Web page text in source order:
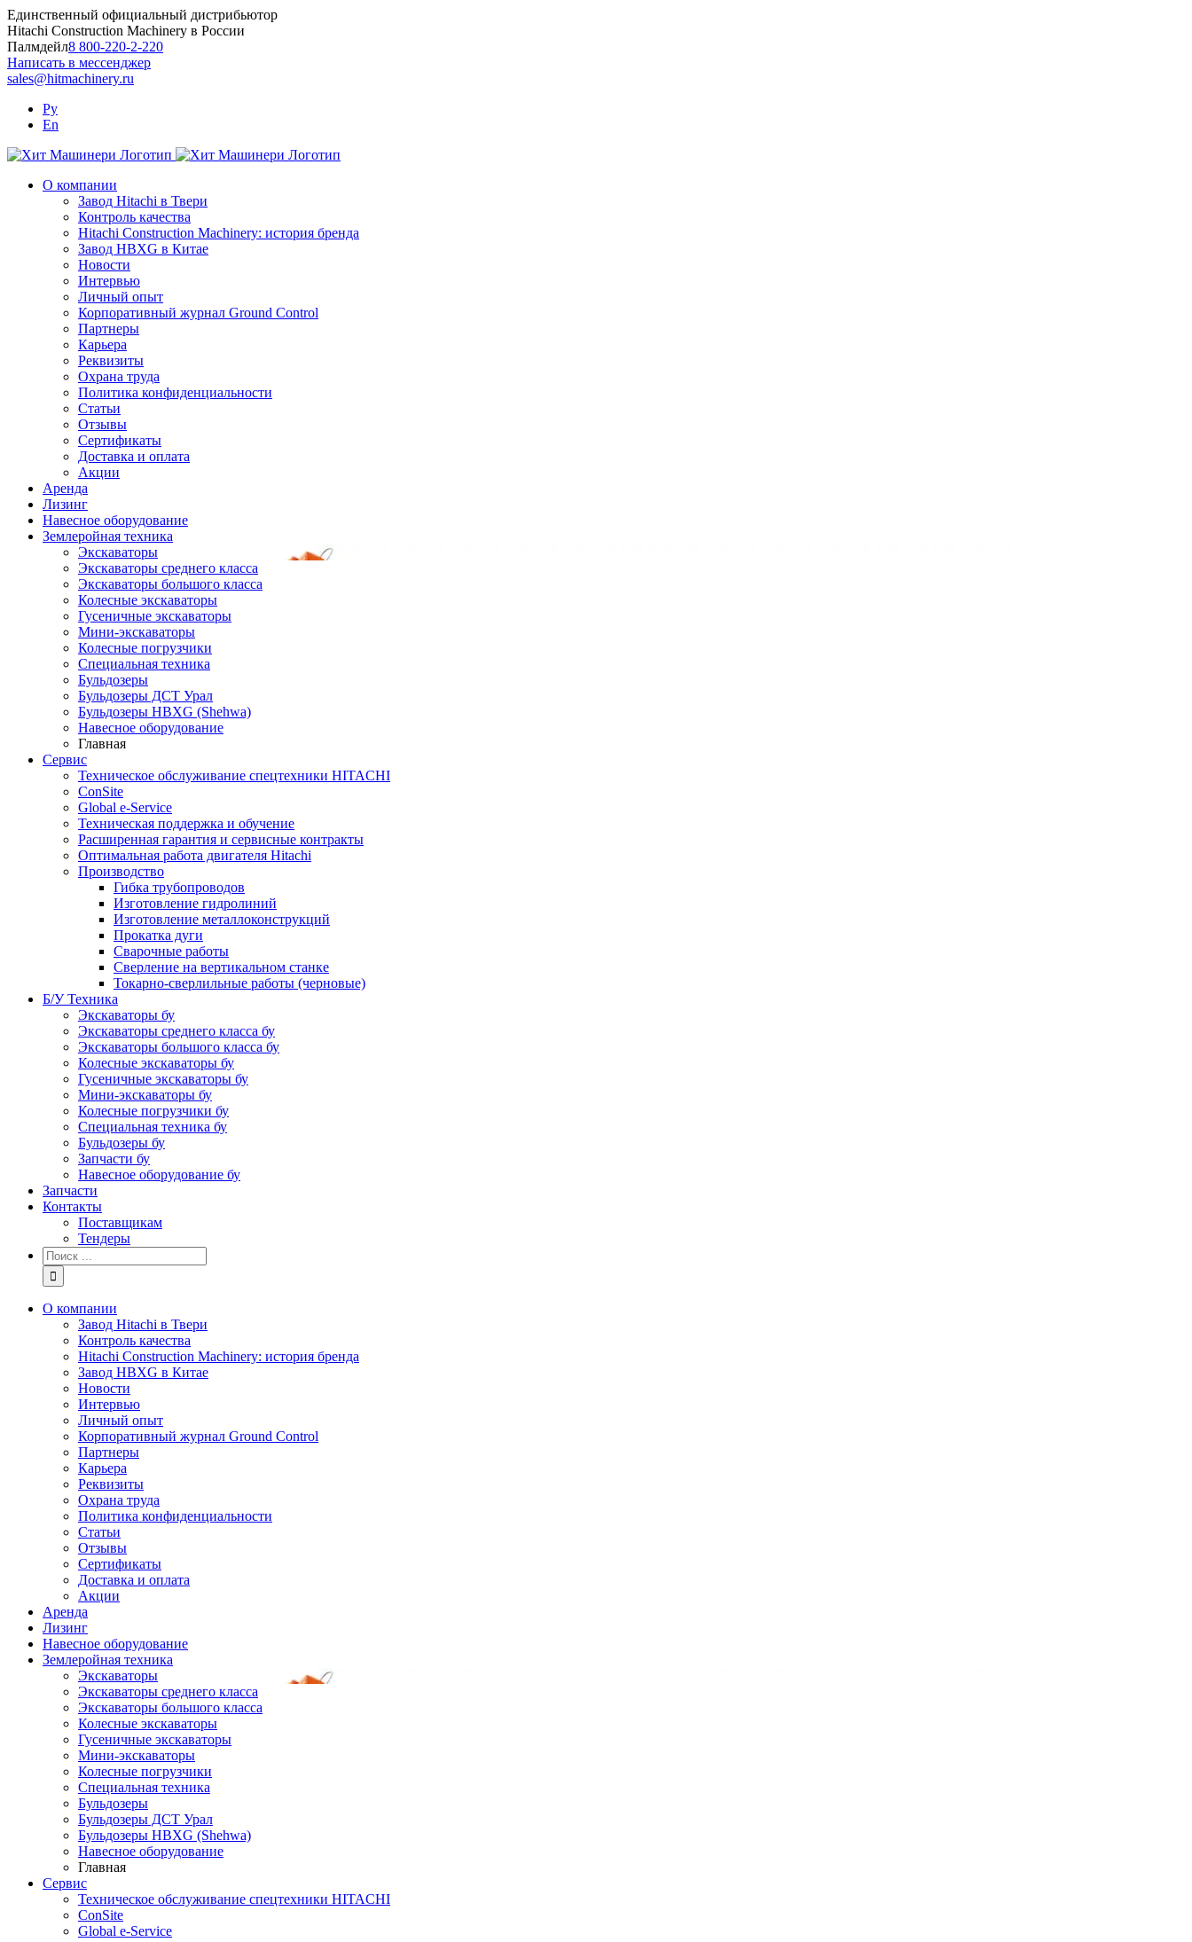
Skip
to
content
Единственный официальный дистрибьютор
Hitachi Construction Machinery в России
Палмдейл8 800-220-2-220
Написать в мессенджер
sales@hitmachinery.ru
Ру
En
О компании
Завод Hitachi в Твери
Контроль качества
Hitachi Construction Machinery: история бренда
Завод HBXG в Китае
Новости
Интервью
Личный опыт
Корпоративный журнал Ground Control
Партнеры
Карьера
Реквизиты
Охрана труда
Политика конфиденциальности
Статьи
Отзывы
Сертификаты
Доставка и оплата
Акции
Аренда
Лизинг
Навесное оборудование
Землеройная техника
Экскаваторы
Экскаваторы среднего класса
Экскаваторы большого класса
Колесные экскаваторы
Гусеничные экскаваторы
Мини-экскаваторы
Колесные погрузчики
Специальная техника
Бульдозеры
Бульдозеры ДСТ Урал
Бульдозеры HBXG (Shehwa)
Навесное оборудование
Главная
Сервис
Техническое обслуживание спецтехники HITACHI
ConSite
Global e-Service
Техническая поддержка и обучение
Расширенная гарантия и сервисные контракты
Оптимальная работа двигателя Hitachi
Производство
Гибка трубопроводов
Изготовление гидролиний
Изготовление металлоконструкций
Прокатка дуги
Сварочные работы
Сверление на вертикальном станке
Токарно-сверлильные работы (черновые)
Б/У Техника
Экскаваторы бу
Экскаваторы среднего класса бу
Экскаваторы большого класса бу
Колесные экскаваторы бу
Гусеничные экскаваторы бу
Мини-экскаваторы бу
Колесные погрузчики бу
Специальная техника бу
Бульдозеры бу
Запчасти бу
Навесное оборудование бу
Запчасти
Контакты
Поставщикам
Тендеры
Результат
поиска:
О компании
Завод Hitachi в Твери
Контроль качества
Hitachi Construction Machinery: история бренда
Завод HBXG в Китае
Новости
Интервью
Личный опыт
Корпоративный журнал Ground Control
Партнеры
Карьера
Реквизиты
Охрана труда
Политика конфиденциальности
Статьи
Отзывы
Сертификаты
Доставка и оплата
Акции
Аренда
Лизинг
Навесное оборудование
Землеройная техника
Экскаваторы
Экскаваторы среднего класса
Экскаваторы большого класса
Колесные экскаваторы
Гусеничные экскаваторы
Мини-экскаваторы
Колесные погрузчики
Специальная техника
Бульдозеры
Бульдозеры ДСТ Урал
Бульдозеры HBXG (Shehwa)
Навесное оборудование
Главная
Сервис
Техническое обслуживание спецтехники HITACHI
ConSite
Global e-Service